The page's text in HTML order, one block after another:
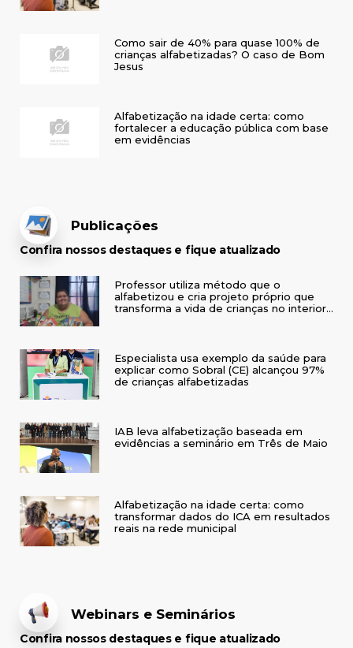
Como sair de 40% para quase 100% de
crianças alfabetizadas? O caso de Bom
Jesus
Alfabetização na idade certa: como
fortalecer a educação pública com base
em evidências
Publicações
Confira nossos destaques e fique atualizado
Professor utiliza método que o
alfabetizou e cria projeto próprio que
transforma a vida de crianças no interior
Especialista usa exemplo da saúde para
explicar como Sobral (CE) alcançou 97%
de crianças alfabetizadas
IAB leva alfabetização baseada em
evidências a seminário em Três de Maio
Alfabetização na idade certa: como
transformar dados do ICA em resultados
reais na rede municipal
Webinars e Seminários
Confira nossos destaques e fique atualizado